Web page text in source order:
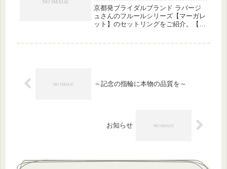
京都発ブライダルブランド ラパージ
ュさんのフルールシリーズ【マーガレ
ット】のセットリングをご紹介。【マ
～記念の指輪に本物の品質を～
お知らせ